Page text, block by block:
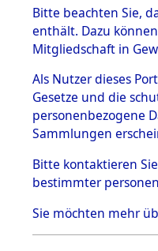
BESTÄNDE
1.
mente
5. Verschiedenes
5.3
Todesmärsche
5.3.1 Alliierte
Erhebungen
zu
Todesmärsch
en
5.3.2
Bitte beachten Sie,
enthält. Dazu
Mitgliedschaft in
Als Nutzer dieses
Gesetze und die
personenbezogene
Sammlungen
Bitte kontaktieren
bestimmter
Sie möchten mehr